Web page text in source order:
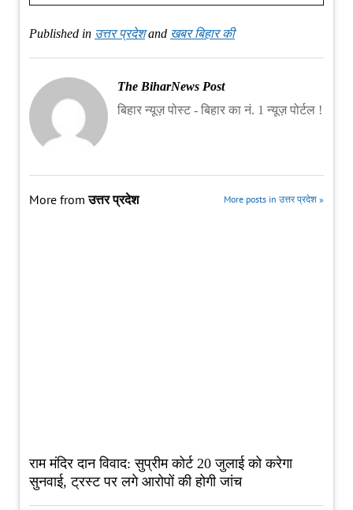
Published in उत्तर प्रदेशand खबर बिहार की
The BiharNews Post
बिहार न्यूज़ पोस्ट - बिहार का नं. 1 न्यूज़ पोर्टल !
More fromउत्तर प्रदेश More posts in उत्तर प्रदेश »
राम मंदिर दान विवाद: सुप्रीम कोर्ट 20 जुलाई को करेगा
सुनवाई, ट्रस्ट पर लगे आरोपों की होगी जांच